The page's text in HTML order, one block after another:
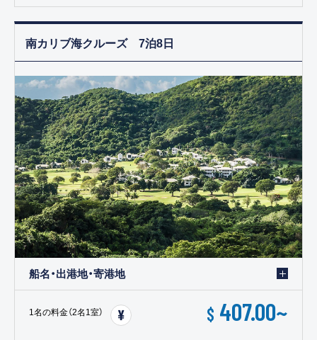
南カリブ海クルーズ 7泊8日
船名・出港地・寄港地
1名の料金（2名1室） $ 407.00~